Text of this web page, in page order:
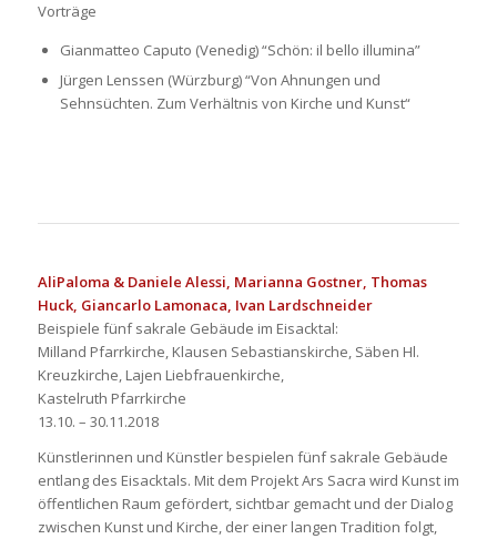
Vorträge
Gianmatteo Caputo (Venedig) “Schön: il bello illumina”
Jürgen Lenssen (Würzburg) “Von Ahnungen und
Sehnsüchten. Zum Verhältnis von Kirche und Kunst“
AliPaloma & Daniele Alessi, Marianna Gostner, Thomas
Huck, Giancarlo Lamonaca, Ivan Lardschneider
Beispiele fünf sakrale Gebäude im Eisacktal:
Milland Pfarrkirche, Klausen Sebastianskirche, Säben Hl.
Kreuzkirche, Lajen Liebfrauenkirche,
Kastelruth Pfarrkirche
13.10. – 30.11.2018
Künstlerinnen und Künstler bespielen fünf sakrale Gebäude
entlang des Eisacktals. Mit dem Projekt Ars Sacra wird Kunst im
öffentlichen Raum gefördert, sichtbar gemacht und der Dialog
zwischen Kunst und Kirche, der einer langen Tradition folgt,